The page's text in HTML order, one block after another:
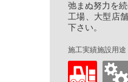
弛まぬ努力を続
工場、大型店
下さい。
施工実績施設用途